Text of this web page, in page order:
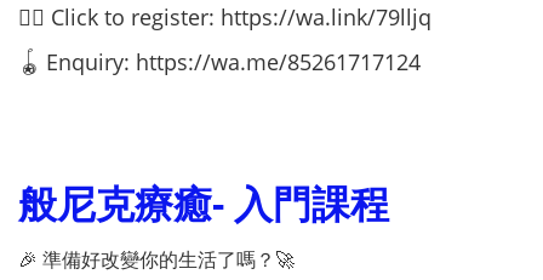
👉🏻 Click to register: https://wa.link/79lljq
🪀 Enquiry: https://wa.me/85261717124
般尼克療癒- 入門課程
🎉 準備好改變你的生活了嗎？🚀